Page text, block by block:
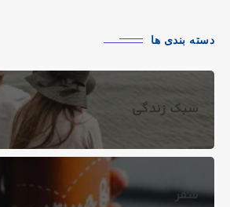
دسته بندی ها
سبک زندگی
سفر